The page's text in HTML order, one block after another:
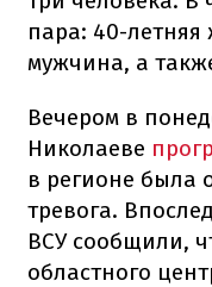
пара: 40-
мужчина, а
Вечером в
Николаеве
в регионе была
тревога.
ВСУ сообщили,
областного